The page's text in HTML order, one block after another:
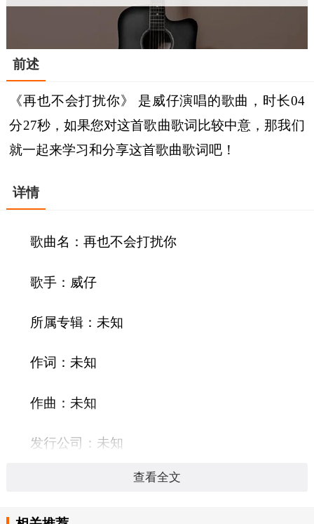
前述
《再也不会打扰你》 是威仔演唱的歌曲，时长04
分27秒，如果您对这首歌曲歌词比较中意，那我们
就一起来学习和分享这首歌曲歌词吧！
详情
歌曲名：再也不会打扰你
歌手：威仔
所属专辑：未知
作词：未知
作曲：未知
发行公司：未知
查看全文